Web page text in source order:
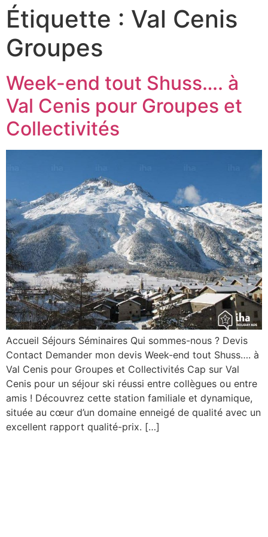
Étiquette : Val Cenis
Groupes
Week-end tout Shuss…. à
Val Cenis pour Groupes et
Collectivités
Accueil Séjours Séminaires Qui sommes-nous ? Devis
Contact Demander mon devis Week-end tout Shuss…. à
Val Cenis pour Groupes et Collectivités Cap sur Val
Cenis pour un séjour ski réussi entre collègues ou entre
amis ! Découvrez cette station familiale et dynamique,
située au cœur d’un domaine enneigé de qualité avec un
excellent rapport qualité-prix. […]